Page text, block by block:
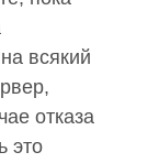
всякий
отказа
это